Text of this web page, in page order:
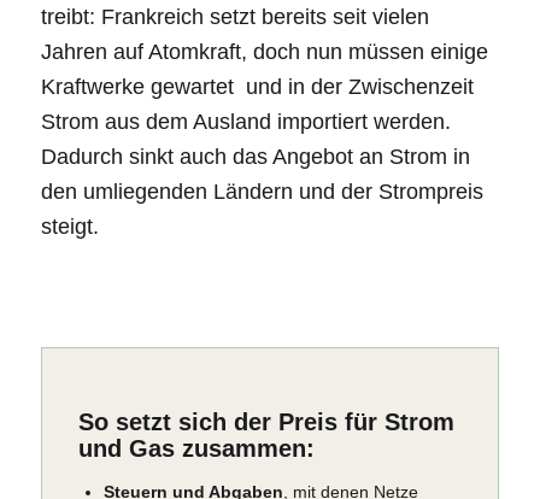
treibt: Frankreich setzt bereits seit vielen
Jahren auf Atomkraft, doch nun müssen einige
Kraftwerke gewartet und in der Zwischenzeit
Strom aus dem Ausland importiert werden.
Dadurch sinkt auch das Angebot an Strom in
den umliegenden Ländern und der Strompreis
steigt.
So setzt sich der Preis für Strom
und Gas zusammen:
Steuern und Abgaben , mit denen Netze